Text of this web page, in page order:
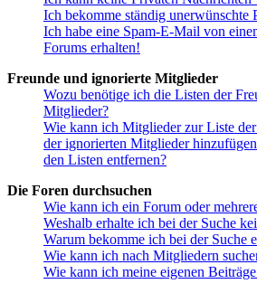
Ich bekomme ständig unerwünschte
Ich habe eine Spam-E-Mail von
Forums erhalten!
Freunde und ignorierte Mitglieder
Wozu benötige ich die Listen der
Mitglieder?
Wie kann ich Mitglieder zur Liste
der ignorierten Mitglieder
den Listen entfernen?
Die Foren durchsuchen
Wie kann ich ein Forum oder
Weshalb erhalte ich bei der Suche
Warum bekomme ich bei der Suche
Wie kann ich nach Mitgliedern
Wie kann ich meine eigenen